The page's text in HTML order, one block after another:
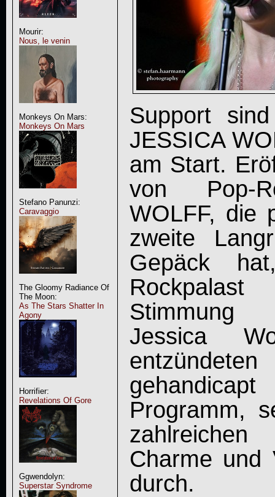
Mourir:
Nous, le venin
Monkeys On Mars:
Monkeys On Mars
Stefano Panunzi:
Caravaggio
The Gloomy Radiance Of
The Moon:
As The Stars Shatter In
Agony
Horrifier:
Revelations Of Gore
Ggwendolyn:
Superstar Syndrome
Support
JESSICA
am Start.
von Pop-
WOLFF, die
zweite
Gepäck
Stimmung
Jessica
Programm,
Charme und
durch.